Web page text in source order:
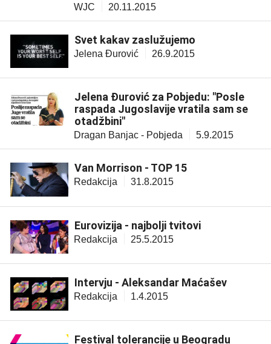
WJC 20.11.2015
Svet kakav zaslužujemo
Jelena Đurović 26.9.2015
Jelena Đurović za Pobjedu: "Posle
raspada Jugoslavije vratila sam se
otadžbini"
Dragan Banjac - Pobjeda 5.9.2015
Van Morrison - TOP 15
Redakcija 31.8.2015
Eurovizija - najbolji tvitovi
Redakcija 25.5.2015
Intervju - Aleksandar Maćašev
Redakcija 1.4.2015
Festival tolerancije u Beogradu